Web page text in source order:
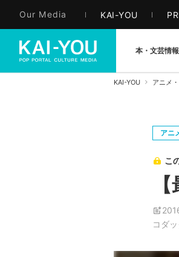
Our Media KAI-YOU
本・文芸情
KAI-YOU アニメ
アニ
こ
コダ